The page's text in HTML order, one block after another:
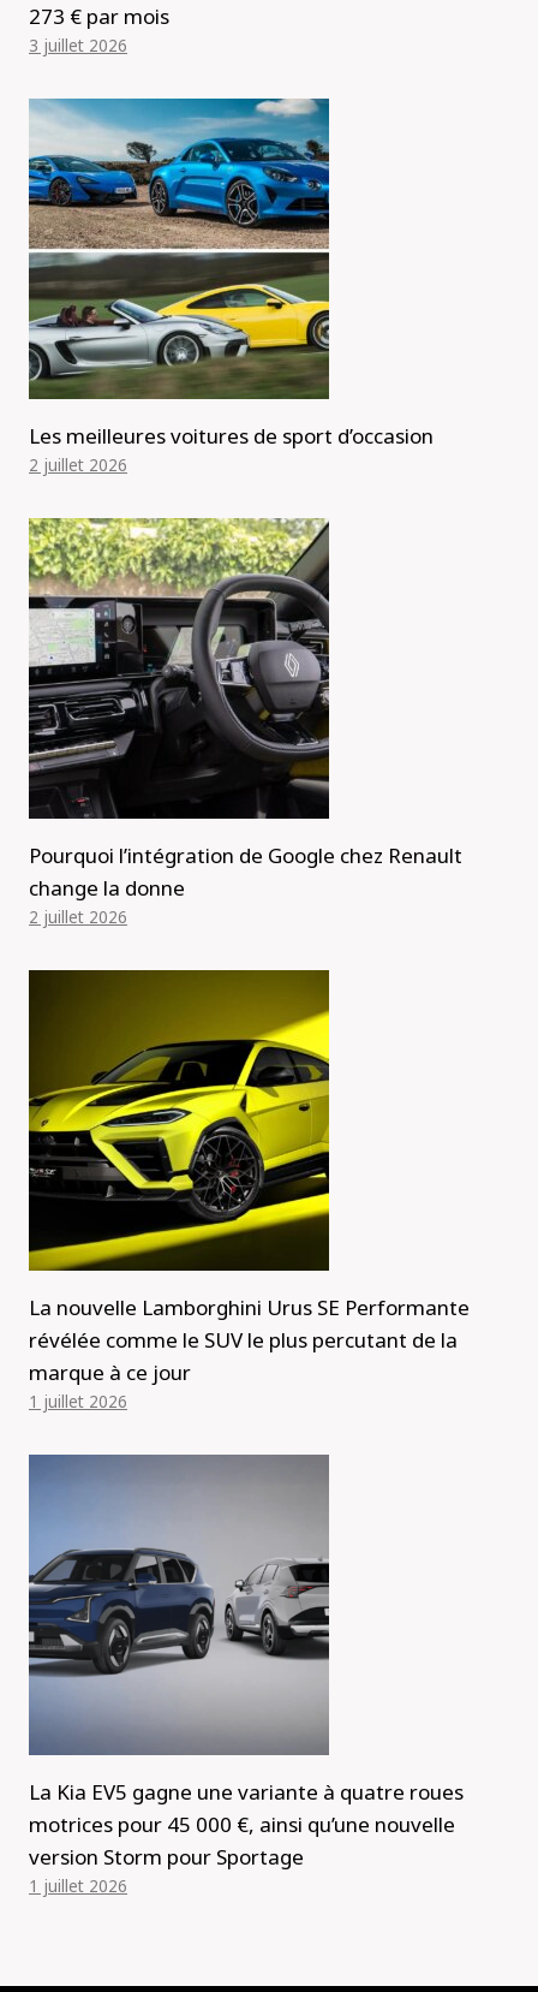
273 € par mois
3 juillet 2026
Les meilleures voitures de sport d’occasion
2 juillet 2026
Pourquoi l’intégration de Google chez Renault
change la donne
2 juillet 2026
La nouvelle Lamborghini Urus SE Performante
révélée comme le SUV le plus percutant de la
marque à ce jour
1 juillet 2026
La Kia EV5 gagne une variante à quatre roues
motrices pour 45 000 €, ainsi qu’une nouvelle
version Storm pour Sportage
1 juillet 2026